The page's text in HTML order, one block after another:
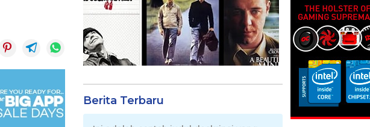
Berita Terbaru